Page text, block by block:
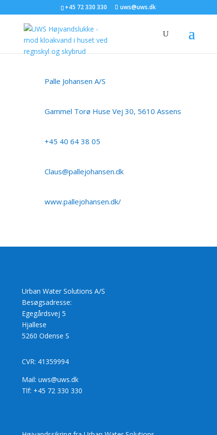
+45 72 330 330 uws@uws.dk
Palle Johansen A/S
Gammel Torø Huse Vej 30, 5610 Assens
+45 40 64 38 05
Claus@pallejohansen.dk
www.pallejohansen.dk/
Urban Water Solutions A/S
Besøgsadresse:
Egegårdsvej 5
Hjallese
5260 Odense S
CVR: 41359994
Mail: uws@uws.dk
Tlf: +45 72 330 330